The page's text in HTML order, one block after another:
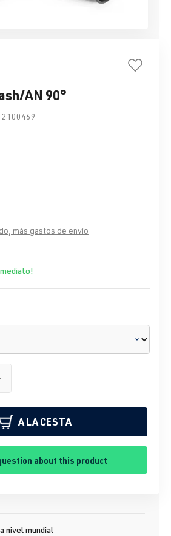
de 4.67 de 5 estrellas
AN 90°
2100469
más gastos de envío
A LA CESTA
about this product
nivel mundial